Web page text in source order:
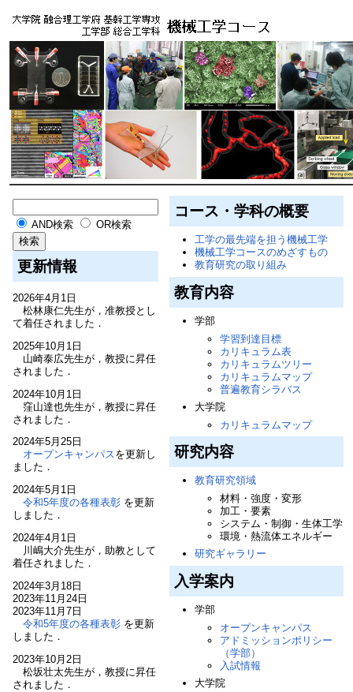
AND検索 OR検索
更新情報
2026年4月1日
松林康仁先生が，准教授とし
て着任されました．
2025年10月1日
山崎泰広先生が，教授に昇任
されました．
2024年10月1日
窪山達也先生が，教授に昇任
されました．
2024年5月25日
オープンキャンパスを更新し
ました．
2024年5月1日
令和5年度の各種表彰を更新
しました．
2024年4月1日
川嶋大介先生が，助教として
着任されました．
2024年3月18日
2023年11月24日
2023年11月7日
令和5年度の各種表彰を更新
しました．
2023年10月2日
松坂壮太先生が，教授に昇任
されました．
コース・学科の概要
工学の最先端を担う機械工学
機械工学コースのめざすもの
教育研究の取り組み
教育内容
学部
学習到達目標
カリキュラム表
カリキュラムツリー
カリキュラムマップ
普遍教育シラバス
大学院
カリキュラムマップ
研究内容
教育研究領域
材料・強度・変形
加工・要素
システム・制御・生体工学
環境・熱流体エネルギー
研究ギャラリー
入学案内
学部
オープンキャンパス
アドミッションポリシー
（学部）
入試情報
大学院